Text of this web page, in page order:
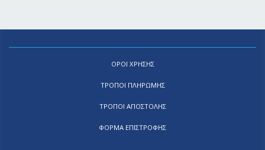
ΟΡΟΙ ΧΡΗΣΗΣ
ΤΡΟΠΟΙ ΠΛΗΡΩΜΗΣ
ΤΡΟΠΟΙ ΑΠΟΣΤΟΛΗΣ
ΦΟΡΜΑ ΕΠΙΣΤΡΟΦΗΣ